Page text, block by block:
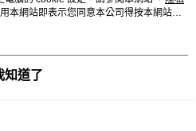
站使用 cookie 方式之詳情，及若您不希望
的 cookie 設定，請參閱本網站「